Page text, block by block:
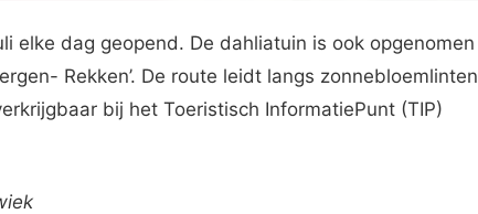
elke dag geopend. De dahliatuin is ook opgenomen
Rekken’. De route leidt langs zonnebloemlinten
bij het Toeristisch InformatiePunt (TIP)